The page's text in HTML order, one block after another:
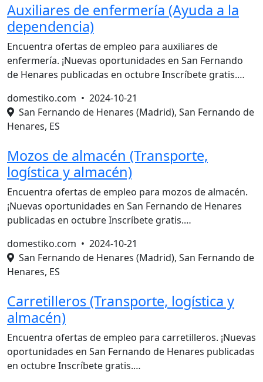
Auxiliares de enfermería (Ayuda a la
dependencia)
Encuentra ofertas de empleo para auxiliares de
enfermería. ¡Nuevas oportunidades en San Fernando
de Henares publicadas en octubre Inscríbete gratis.…
domestiko.com • 2024-10-21
San Fernando de Henares (Madrid), San Fernando de
Henares, ES
Mozos de almacén (Transporte,
logística y almacén)
Encuentra ofertas de empleo para mozos de almacén.
¡Nuevas oportunidades en San Fernando de Henares
publicadas en octubre Inscríbete gratis.…
domestiko.com • 2024-10-21
San Fernando de Henares (Madrid), San Fernando de
Henares, ES
Carretilleros (Transporte, logística y
almacén)
Encuentra ofertas de empleo para carretilleros. ¡Nuevas
oportunidades en San Fernando de Henares publicadas
en octubre Inscríbete gratis.…